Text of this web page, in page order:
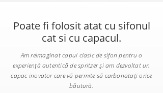
Poate fi folosit atat cu sifonul
cat si cu capacul.
Am reimaginat capul clasic de sifon pentru o
experiență autentică de spritzer și am dezvoltat un
capac inovator care vă permite să carbonatați orice
băutură.